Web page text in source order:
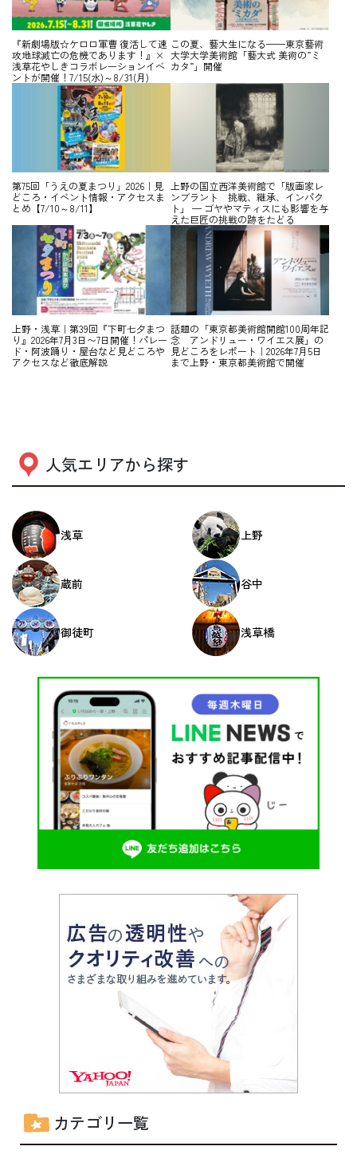
『新劇場版☆ケロロ軍曹 復活して速
攻地球滅亡の危機であります！』×
浅草花やしきコラボレーションイベ
ントが開催！7/15(水)～8/31(月)
この夏、藝大生になる——東京藝術
大学大学美術館「藝大式 美術の”ミ
カタ”」開催
第75回「うえの夏まつり」2026｜見
どころ・イベント情報・アクセスま
とめ【7/10～8/11】
上野の国立西洋美術館で「版画家レ
ンブラント 挑戦、継承、インパク
ト」 — ゴヤやマティスにも影響を与
えた巨匠の挑戦の跡をたどる
上野・浅草｜第39回『下町七夕まつ
り』2026年7月3日〜7日開催！パレー
ド・阿波踊り・屋台など見どころや
アクセスなど徹底解説
話題の「東京都美術館開館100周年記
念 アンドリュー・ワイエス展」の
見どころをレポート｜2026年7月5日
まで上野・東京都美術館で開催
人気エリアから探す
浅草 上野
蔵前 谷中
御徒町 浅草橋
カテゴリ一覧